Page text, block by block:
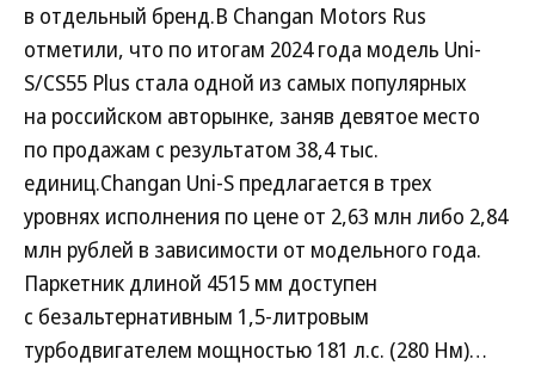
в отдельный бренд.В Changan Motors Rus
отметили, что по итогам 2024 года модель Uni-
S/CS55 Plus стала одной из самых популярных
на российском авторынке, заняв девятое место
по продажам с результатом 38,4 тыс.
единиц.Changan Uni-S предлагается в трех
уровнях исполнения по цене от 2,63 млн либо 2,84
млн рублей в зависимости от модельного года.
Паркетник длиной 4515 мм доступен
с безальтернативным 1,5-литровым
турбодвигателем мощностью 181 л.с. (280 Нм)…